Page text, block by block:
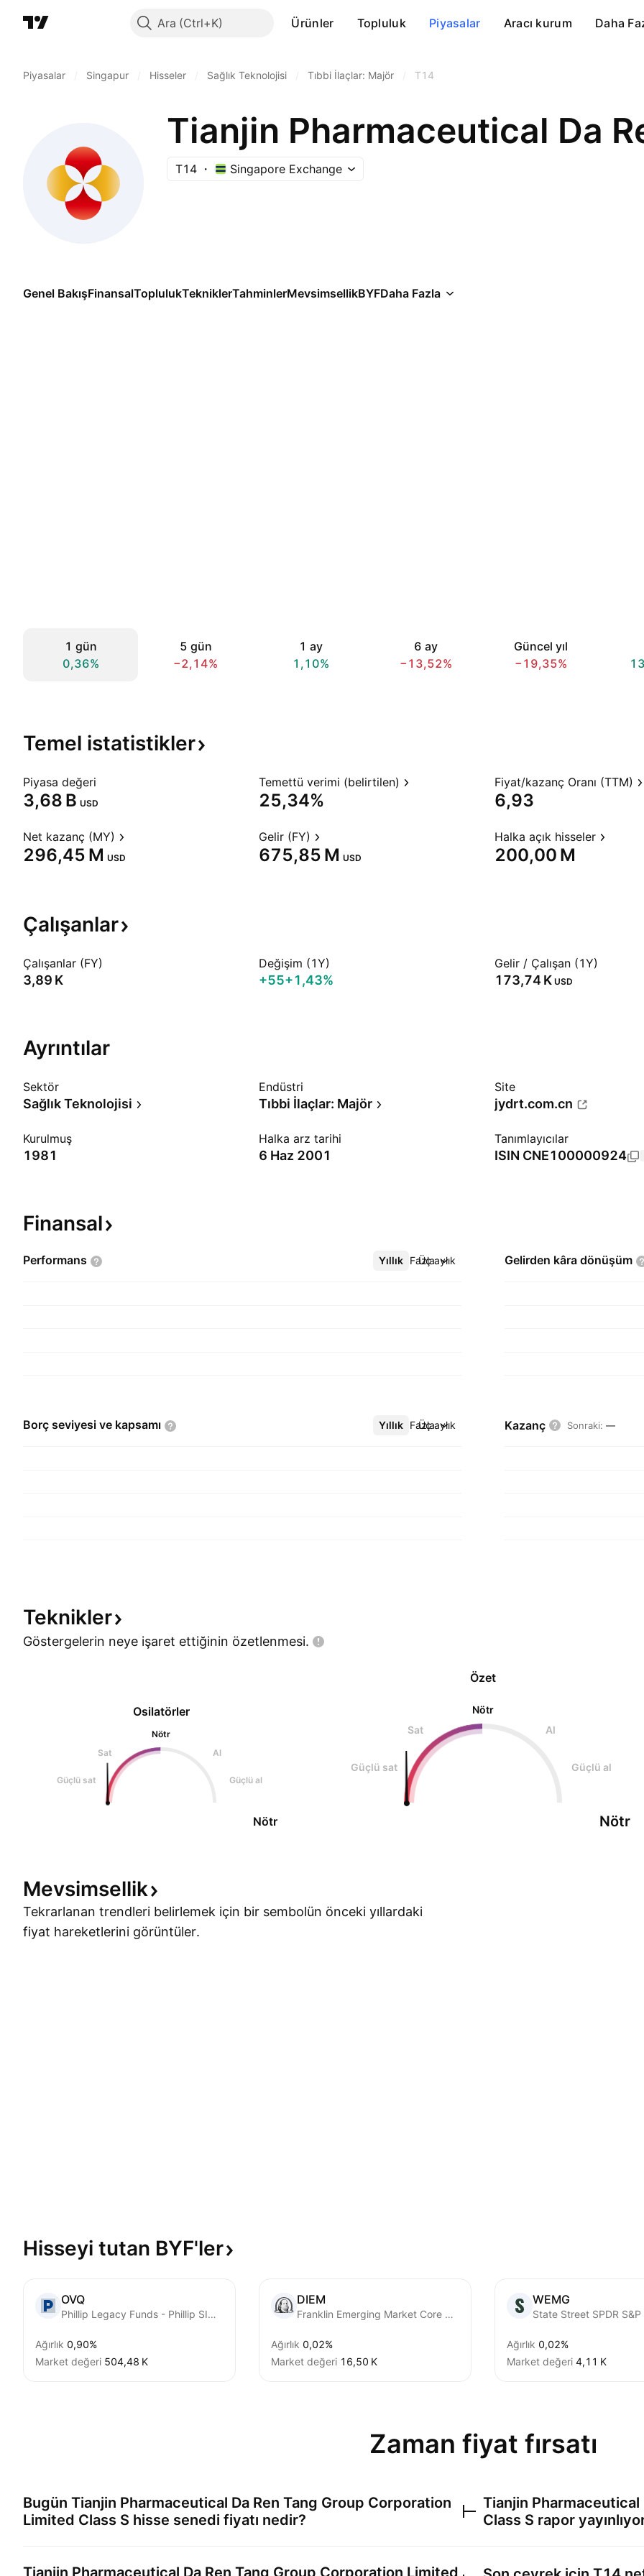
Ara Ürünler Topluluk Piyasalar Aracı kurum Daha
Piyasalar Singapur Hisseler Sağlık Teknolojisi Tıbbi İlaçlar: Majör T14
T14 Singapore Exchange
Genel BakışFinansalToplulukTekniklerTahminlerMevsimsellikBYFDaha Fazla
1 gün
0,36%
5 gün
−2,14%
1 ay
1,10%
6 ay
−13,52%
Güncel yıl
−19,35%
Temel istatistikler
Piyasa değeri
‪3,68 B‬ USD
Temettü verimi (belirtilen)
25,34%
Fiyat/kazanç Oranı (TTM)
6,93
Net kazanç (MY)
‪296,45 M‬ USD
Gelir (FY)
‪675,85 M‬ USD
Halka açık hisseler
‪200,00 M‬
Çalışanlar
Çalışanlar (FY)
‪3,89 K‬
Değişim (1Y)
+55+1,43%
Gelir / Çalışan (1Y)
‪173,74 K‬ USD
Ayrıntılar
Sektör
Sağlık Teknolojisi
Endüstri
Tıbbi İlaçlar: Majör
Site
jydrt.com.cn
Kurulmuş
1981
Halka arz tarihi
6 Haz 2001
Tanımlayıcılar
ISIN CNE100000924
Finansal
Performans Yıllık Üç aylık
Daha Fazla Gelirden kâra dönüşüm
Borç seviyesi ve kapsamı Yıllık Üç aylık
Daha Fazla Kazanç Sonraki: —
Teknikler
Göstergelerin neye işaret ettiğinin özetlenmesi.
Osilatörler
Nötr
Sat
Al
Güçlü sat Güçlü al
Nötr
Özet
Nötr
Sat
Al
Güçlü sat Güçlü al
Nötr
Mevsimsellik
Tekrarlanan trendleri belirlemek için bir sembolün önceki yıllardaki
fiyat hareketlerini görüntüler.
Hisseyi tutan BYF'ler
OVQ
Phillip Legacy Funds - Phillip SING Income ETF Units
Ağırlık 0,90%
Market değeri ‪504,48 K‬
DIEM
Franklin Emerging Market Core Dividend Tilt Index ETF
Ağırlık 0,02%
Market değeri ‪16,50 K‬
WEMG
Ağırlık 0,02%
Market değeri ‪4,11 K‬
Zaman fiyat fırsatı
Bugün Tianjin Pharmaceutical Da Ren Tang Group Corporation
Limited Class S hisse senedi fiyatı nedir?
Tianjin Pharmaceutical Da Ren Tang Group Corporation Limited
Tianjin
Class S rapor